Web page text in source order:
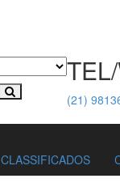
(21)
CLASSIFICADOS